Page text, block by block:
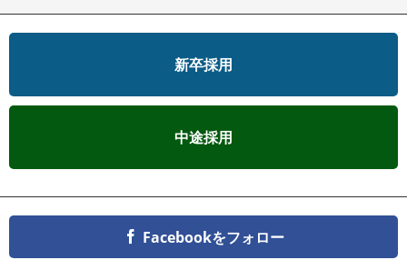
新卒採用
中途採用
Facebookをフォロー